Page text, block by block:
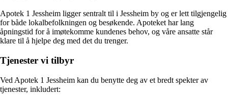
Apotek 1 Jessheim ligger sentralt til i Jessheim by og er lett tilgjengelig
for både lokalbefolkningen og besøkende. Apoteket har lang
åpningstid for å imøtekomme kundenes behov, og våre ansatte står
klare til å hjelpe deg med det du trenger.
Tjenester vi tilbyr
Ved Apotek 1 Jessheim kan du benytte deg av et bredt spekter av
tjenester, inkludert: